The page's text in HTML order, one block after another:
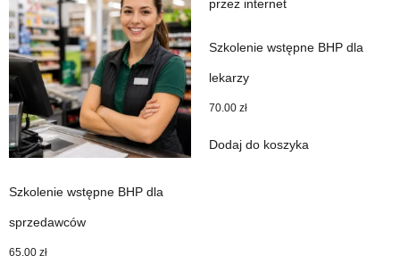
Szkolenie wstępne BHP dla
sprzedawców
65.00 zł
Szkolenie wstępne BHP dla
lekarzy
70.00 zł
Dodaj do koszyka